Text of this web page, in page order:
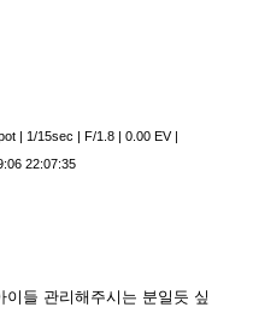
| 1/15sec | F/1.8 | 0.00 EV|
22:07:35
들 관리해주시는 분일듯 싶